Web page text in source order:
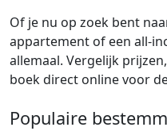
Of je nu op zoek bent
appartement of een all-
allemaal. Vergelijk
boek direct online voor
Populaire